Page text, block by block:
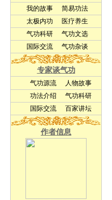
我的故事
简易功法
太极内功
医疗养生
气功科研
气功文选
国际交流
气功杂谈
专家谈气功
气功源流
人物故事
功法介绍
气功科研
国际交流
百家讲坛
作者信息